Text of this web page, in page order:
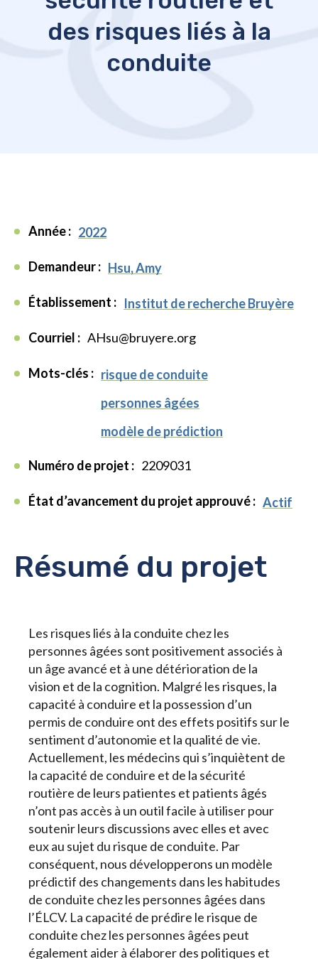
des risques liés à la
conduite
Année : 2022
Demandeur : Hsu, Amy
Établissement : Institut de recherche Bruyère
Courriel : AHsu@bruyere.org
Mots-clés : risque de conduite
personnes âgées
modèle de prédiction
Numéro de projet : 2209031
État d’avancement du projet approuvé : Actif
Résumé du projet
Les risques liés à la conduite chez les
personnes âgées sont positivement associés à
un âge avancé et à une détérioration de la
vision et de la cognition. Malgré les risques, la
capacité à conduire et la possession d’un
permis de conduire ont des effets positifs sur le
sentiment d’autonomie et la qualité de vie.
Actuellement, les médecins qui s’inquiètent de
la capacité de conduire et de la sécurité
routière de leurs patientes et patients âgés
n’ont pas accès à un outil facile à utiliser pour
soutenir leurs discussions avec elles et avec
eux au sujet du risque de conduite. Par
conséquent, nous développerons un modèle
prédictif des changements dans les habitudes
de conduite chez les personnes âgées dans
l’ÉLCV. La capacité de prédire le risque de
conduite chez les personnes âgées peut
également aider à élaborer des politiques et